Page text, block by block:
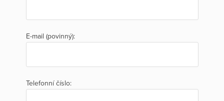
E-mail (povinný):
Telefonní číslo: